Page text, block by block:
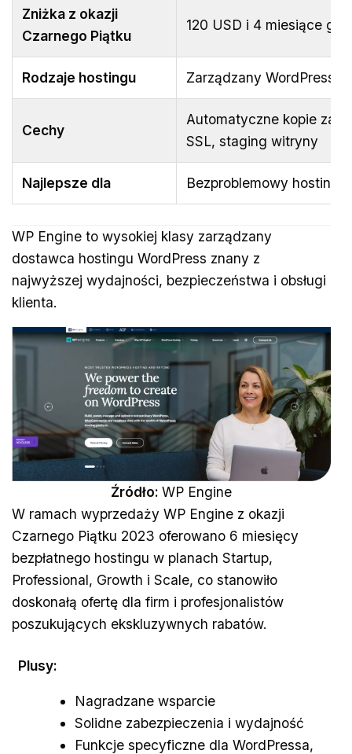
Zniżka z okazji
Czarnego Piątku
120 USD i 4 miesiące
Rodzaje hostingu Zarządzany WordPress
Cechy
Automatyczne kopie
SSL, staging witryny
Najlepsze dla Bezproblemowy hosting
WP Engine to wysokiej klasy zarządzany
dostawca hostingu WordPress znany z
najwyższej wydajności, bezpieczeństwa i obsługi
klienta.
Źródło:WP Engine
W ramach wyprzedaży WP Engine z okazji
Czarnego Piątku 2023 oferowano 6 miesięcy
bezpłatnego hostingu w planach Startup,
Professional, Growth i Scale, co stanowiło
doskonałą ofertę dla firm i profesjonalistów
poszukujących ekskluzywnych rabatów.
Plusy:
Nagradzane wsparcie
Solidne zabezpieczenia i wydajność
Funkcje specyficzne dla WordPressa,